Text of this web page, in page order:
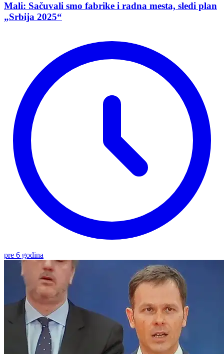
Mali: Sačuvali smo fabrike i radna mesta, sledi plan
„Srbija 2025“
pre 6 godina